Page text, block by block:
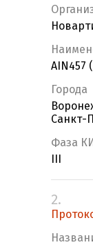
AIN457
Города
Санкт-
Фаза КИ
2.